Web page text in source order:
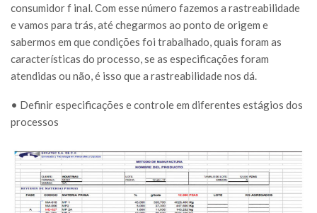
consumidor f inal. Com esse número fazemos a rastreabilidade
e vamos para trás, até chegarmos ao ponto de origem e
sabermos em que condições foi trabalhado, quais foram as
características do processo, se as especificações foram
atendidas ou não, é isso que a rastreabilidade nos dá.
• Definir especificações e controle em diferentes estágios dos
processos